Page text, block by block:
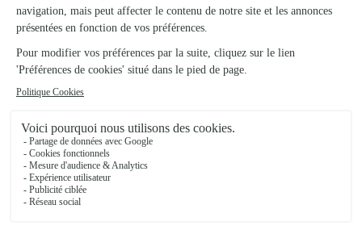
Ils ont fait livrer des fleurs ou une plante à
Saint-Côme-d’Olt
Très belle présentation du produit à…
Très belle présentation du produit à mon amie et ponctualité
22/07/2026